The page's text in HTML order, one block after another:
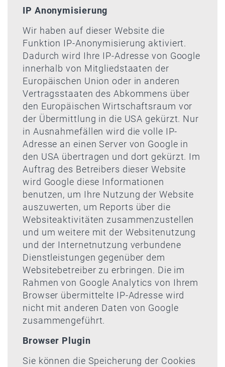
IP Anonymisierung
Wir haben auf dieser Website die
Funktion IP-Anonymisierung aktiviert.
Dadurch wird Ihre IP-Adresse von Google
innerhalb von Mitgliedstaaten der
Europäischen Union oder in anderen
Vertragsstaaten des Abkommens über
den Europäischen Wirtschaftsraum vor
der Übermittlung in die USA gekürzt. Nur
in Ausnahmefällen wird die volle IP-
Adresse an einen Server von Google in
den USA übertragen und dort gekürzt. Im
Auftrag des Betreibers dieser Website
wird Google diese Informationen
benutzen, um Ihre Nutzung der Website
auszuwerten, um Reports über die
Websiteaktivitäten zusammenzustellen
und um weitere mit der Websitenutzung
und der Internetnutzung verbundene
Dienstleistungen gegenüber dem
Websitebetreiber zu erbringen. Die im
Rahmen von Google Analytics von Ihrem
Browser übermittelte IP-Adresse wird
nicht mit anderen Daten von Google
zusammengeführt.
Browser Plugin
Sie können die Speicherung der Cookies